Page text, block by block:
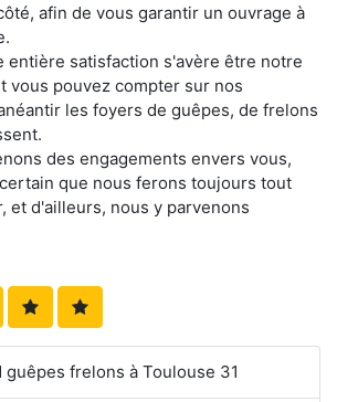
afin de vous garantir un ouvrage à
entière satisfaction s'avère être notre
vous pouvez compter sur nos
les foyers de guêpes, de frelons
des engagements envers vous,
que nous ferons toujours tout
et d'ailleurs, nous y parvenons
frelons à Toulouse 31